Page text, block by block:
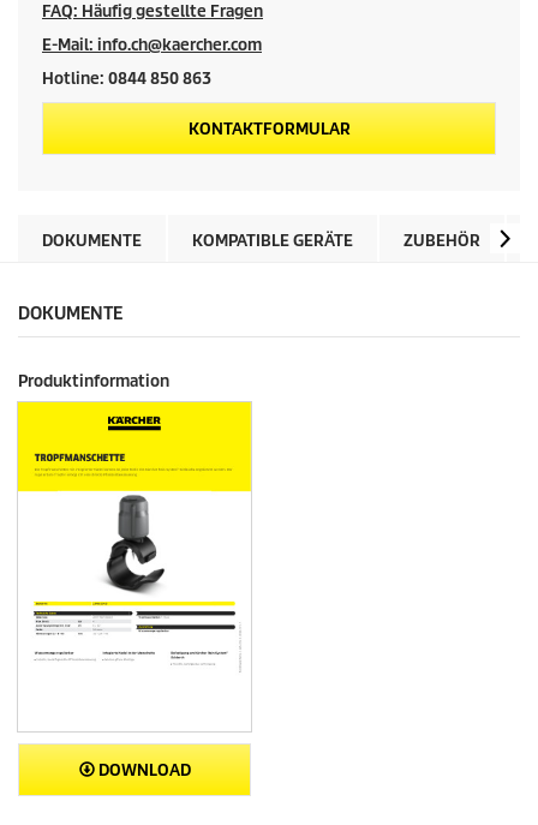
FAQ: Häufig gestellte Fragen
E-Mail: info.ch@kaercher.com
Hotline: 0844 850 863
KONTAKTFORMULAR
DOKUMENTE KOMPATIBLE GERÄTE ZUBEHÖR
DOKUMENTE
Produktinformation
DOWNLOAD